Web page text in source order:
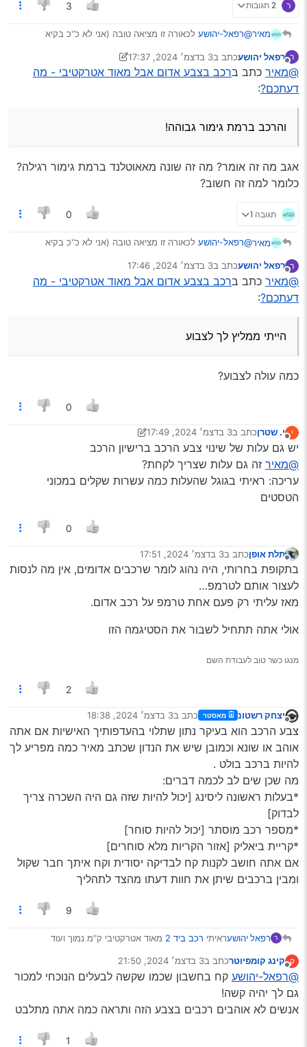
ר 2 תגובות 3
מאיר@רפאל-יהושע לכאורה זו מציאה טובה (אני לא כ’'כ בקיא
גבוהה!
לגבי הצבע האדום, הוא קצת בוהק אבל זה תלוי יותר בך; אם
אתה ראש ישיבה מפורסם הייתי ממליץ לך לצבוע אבל אם כבודו
ר
מנותק
רפאל יהושעכתב ב3 בדצמ׳ 2024, 17:37
נערך לאחרונה על ידי רפאל יהושע
@מאיר כתב ברכב בצבע אדום אבל מאוד אטרקטיבי - מה
דעתכם?:
והרכב ברמת גימור גבוהה!
אגב מה זה אומר? מה זה שונה מאאוטלנד ברמת גימור רגילה?
כלומר למה זה חשוב?
תגובה 1 0
מאיר@רפאל-יהושע לכאורה זו מציאה טובה (אני לא כ’'כ בקיא
גבוהה!
לגבי הצבע האדום, הוא קצת בוהק אבל זה תלוי יותר בך; אם
אתה ראש ישיבה מפורסם הייתי ממליץ לך לצבוע אבל אם כבודו
ר רפאל יהושעכתב ב3 בדצמ׳ 2024, 17:46
נערך לאחרונה על ידי
@מאיר כתב ברכב בצבע אדום אבל מאוד אטרקטיבי - מה
דעתכם?:
הייתי ממליץ לך לצבוע
כמה עולה לצבוע?
0
י י. שטרןכתב ב3 בדצמ׳ 2024, 17:49
נערך לאחרונה על ידי י. שטרן 12 במרץ 2024, 17:53
יש גם עלות של שינוי צבע הרכב ברישיון הרכב
@מאיר זה גם עלות שצריך לקחת?
עריכה: ראיתי בגוגל שהעלות כמה עשרות שקלים במכוני
הטסטים
0
מנותק
תלת אופןכתב ב3 בדצמ׳ 2024, 17:51
נערך לאחרונה על ידי
בתקופת בחרותי, היה נהוג לומר שרכבים אדומים, אין מה לנסות
לעצור אותם לטרמפ…
מאז עליתי רק פעם אחת טרמפ על רכב אדום.
אולי אתה תתחיל לשבור את הסטיגמה הזו
מנגו כשר טוב לעבודת השם
2
יצחק רשטונ מאסטר כתב ב3 בדצמ׳ 2024, 18:38
נערך לאחרונה על ידי
צבע הרכב הוא בעיקר נתון שתלוי בהעדפותיך האישיות אם אתה
אוהב או שונא וכמובן שיש את הנדון שכתב מאיר כמה מפריע לך
להיות ברכב בולט .
מה שכן שים לב לכמה דברים:
*בעלות ראשונה ליסינג [יכול להיות שזה גם היה השכרה צריך
לבדוק]
*מספר רכב מוסתר [יכול להיות סוחר]
*קריית ביאליק [אזור הקריות מלא סוחרים]
אם אתה חושב לקנות קח לבדיקה יסודית וקח איתך חבר שקול
ומבין ברכבים שיתן את חוות דעתו מהצד לתהליך
9
ר רפאל יהושעראיתי רכב ביד 2
מאוד אטרקטיבי ק"מ נמוך ועוד
כמה לדעתכם זה נורא?
האם שווה את המחיר הזול?
האם אפשר לצבוע אותו בצבע אחר? זה שווה?
ק קינג קומפיוטרכתב ב3 בדצמ׳ 2024, 21:50
נערך לאחרונה על ידי
@רפאל-יהושע קח בחשבון שכמו שקשה לבעלים הנוכחי למכור
גם לך יהיה קשה!
אנשים לא אוהבים רכבים בצבע הזה ותראה כמה אתה מתלבט
1